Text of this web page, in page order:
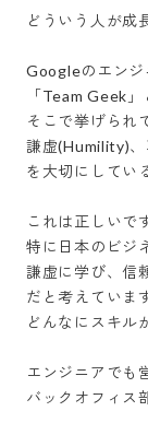
どういう人が成
Googleのエンジ
「Team Geek
そこで挙げられ
謙虚(Humility)
を大切にしてい
これは正しいで
特に日本のビジ
謙虚に学び、信
だと考えていま
どんなにスキル
エンジニアでも
バックオフィス